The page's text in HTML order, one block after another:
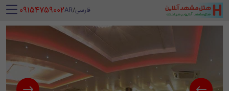
فارسی/
AR
‪ 09154759002